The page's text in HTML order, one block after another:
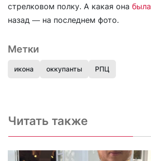
стрелковом полку. А какая она была
назад — на последнем фото.
Метки
икона оккупанты РПЦ
Читать также